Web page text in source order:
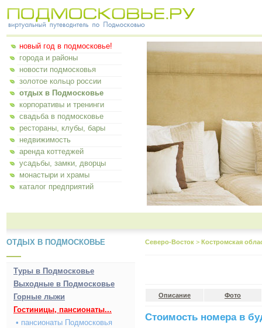
новый год в подмосковье!
города и районы
новости подмосковья
золотое кольцо россии
отдых в Подмосковье
корпоративы и тренинги
свадьба в подмосковье
рестораны, клубы, бары
недвижимость
аренда коттеджей
усадьбы, замки, дворцы
монастыри и храмы
каталог предприятий
ОТДЫХ В ПОДМОСКОВЬЕ
Туры в Подмосковье
Выходные в Подмосковье
Горные лыжи
Гостиницы, пансионаты...
• пансионаты Подмосковья
Северо-Восток > Костромская
Описание Фото
Стоимость номера в